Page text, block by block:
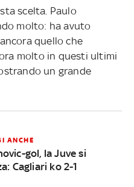
scelta. Paulo
molto: ha avuto
quello che
molto in questi ultimi
un grande
ANCHE
gol, la Juve si
Cagliari ko 2-1